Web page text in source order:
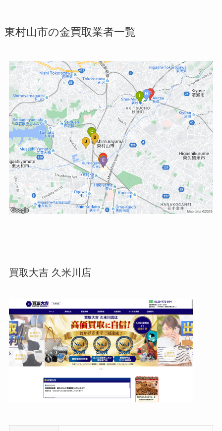
東村山市の金買取業者一覧
買取大吉 久米川店